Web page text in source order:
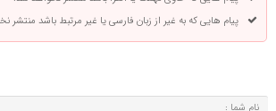
پیام هایی که به غیر از زبان فارسی یا غیر مرتبط باشد منتشر